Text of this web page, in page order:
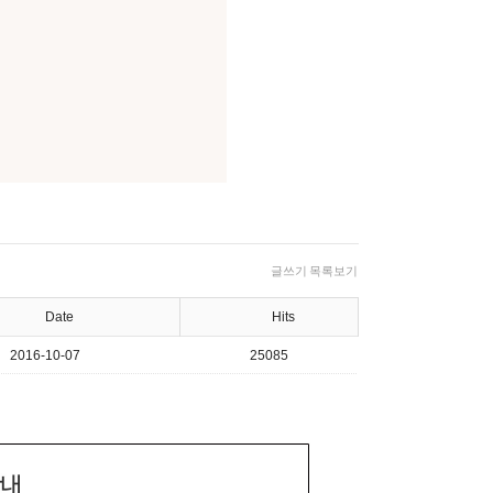
글쓰기 목록보기
Date Hits
2016-10-07 25085